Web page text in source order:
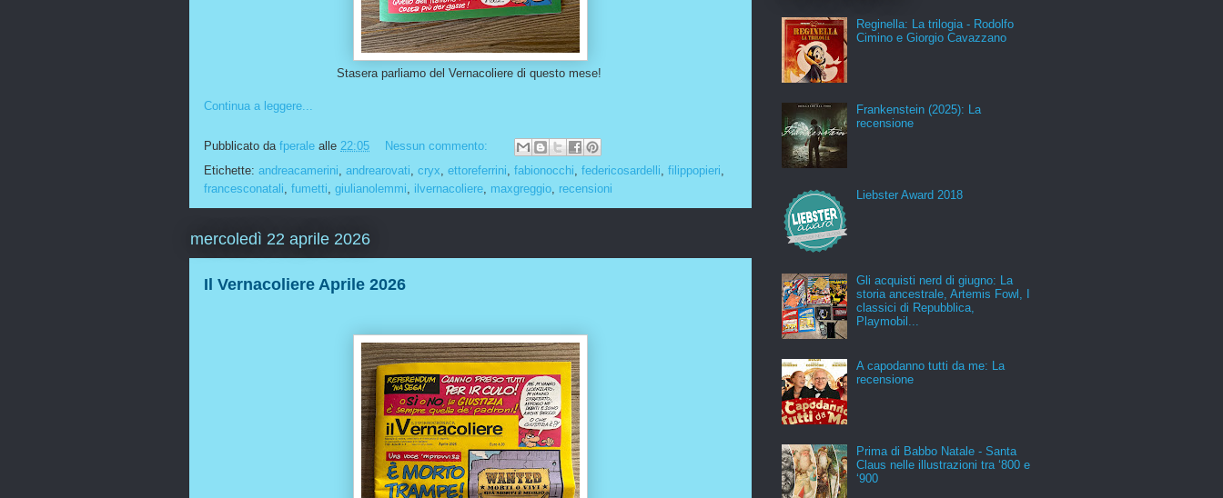
Stasera parliamo del Vernacoliere di questo mese!
Continua a leggere...
Pubblicato da fperale alle 22:05
Nessun commento:
Etichette: andreacamerini andrearovati cryx ettoreferrini fabionocchi federicosardelli filippopieri
francesconatali fumetti giulianolemmi ilvernacoliere maxgreggio recensioni
mercoledì 22 aprile 2026
Il Vernacoliere Aprile 2026
Reginella: La trilogia - Rodolfo
Cimino e Giorgio Cavazzano
Frankenstein (2025): La
recensione
Liebster Award 2018
Gli acquisti nerd di giugno: La
storia ancestrale, Artemis Fowl, I
classici di Repubblica,
Playmobil...
A capodanno tutti da me: La
recensione
Prima di Babbo Natale - Santa
Claus nelle illustrazioni tra ‘800 e
‘900